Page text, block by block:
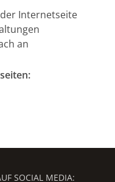
Internetseite
an
SOCIAL MEDIA: